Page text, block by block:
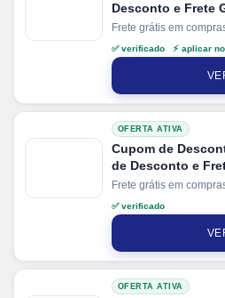
Desconto e Frete
Frete grátis em
suas compras em até
+ 5% de desconto em
✅ verificado ⚡ aplicar
OFERTA ATIVA
Cupom de
de Desconto e
Frete grátis em
suas compras em até
✅ verificado
OFERTA ATIVA